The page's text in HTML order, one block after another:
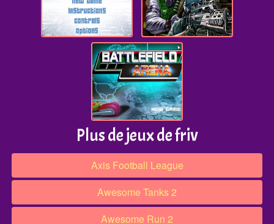
Plus de jeux de friv
Axis Football League
Awesome Tanks 2
Awesome Run 2